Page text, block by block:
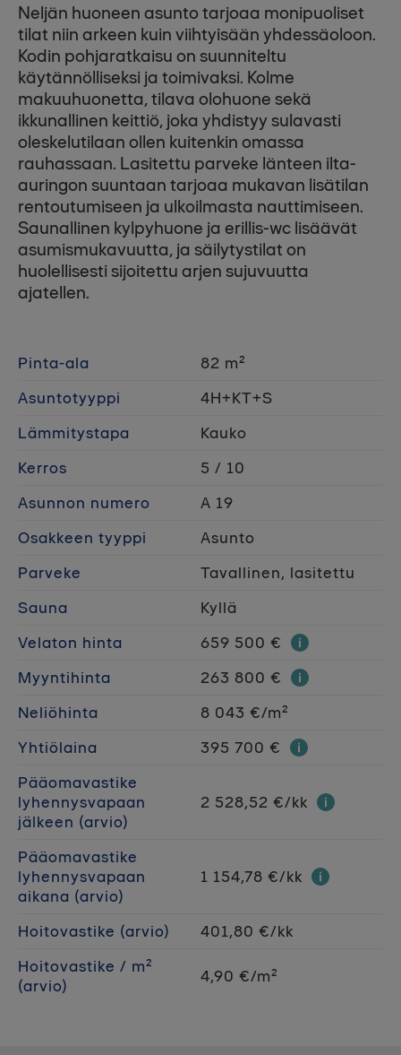
Neljän huoneen asunto tarjoaa monipuoliset
tilat niin arkeen kuin viihtyisään yhdessäoloon.
Kodin pohjaratkaisu on suunniteltu
käytännölliseksi ja toimivaksi. Kolme
makuuhuonetta, tilava olohuone sekä
ikkunallinen keittiö, joka yhdistyy sulavasti
oleskelutilaan ollen kuitenkin omassa
rauhassaan. Lasitettu parveke länteen ilta-
auringon suuntaan tarjoaa mukavan lisätilan
rentoutumiseen ja ulkoilmasta nauttimiseen.
Saunallinen kylpyhuone ja erillis-wc lisäävät
asumismukavuutta, ja säilytystilat on
huolellisesti sijoitettu arjen sujuvuutta
ajatellen.
Pinta-ala
82 m²
Asuntotyyppi
4H+KT+S
Lämmitystapa
Kauko
Kerros
5 / 10
Asunnon numero
A 19
Osakkeen tyyppi
Asunto
Parveke
Tavallinen, lasitettu
Sauna
Kyllä
Velaton hinta
659 500 €
Myyntihinta
263 800 €
Neliöhinta
8 043 €/m²
Yhtiölaina
395 700 €
Pääomavastike
lyhennysvapaan
jälkeen (arvio)
2 528,52 €/kk
Pääomavastike
lyhennysvapaan
aikana (arvio)
1 154,78 €/kk
Hoitovastike (arvio)
401,80 €/kk
Hoitovastike / m²
(arvio)
4,90 €/m²